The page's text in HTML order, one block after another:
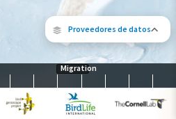
Proveedores de datos
Los siguientes socios contribuyeron
Migration